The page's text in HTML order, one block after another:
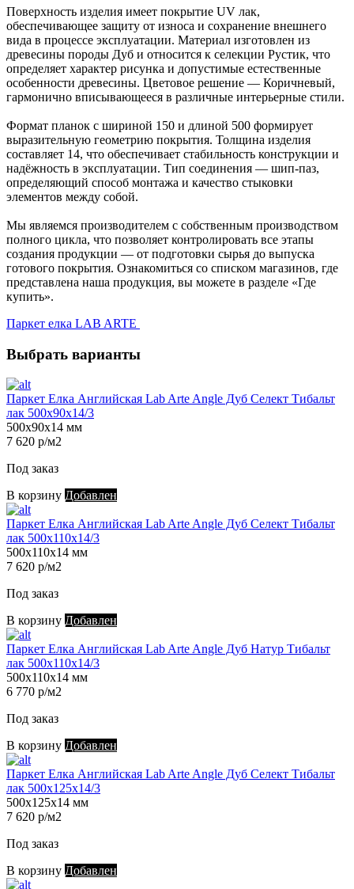
Поверхность изделия имеет покрытие UV лак,
обеспечивающее защиту от износа и сохранение внешнего
вида в процессе эксплуатации. Материал изготовлен из
древесины породы Дуб и относится к селекции Рустик, что
определяет характер рисунка и допустимые естественные
особенности древесины. Цветовое решение — Коричневый,
гармонично вписывающееся в различные интерьерные стили.
Формат планок с шириной 150 и длиной 500 формирует
выразительную геометрию покрытия. Толщина изделия
составляет 14, что обеспечивает стабильность конструкции и
надёжность в эксплуатации. Тип соединения — шип-паз,
определяющий способ монтажа и качество стыковки
элементов между собой.
Мы являемся производителем с собственным производством
полного цикла, что позволяет контролировать все этапы
создания продукции — от подготовки сырья до выпуска
готового покрытия. Ознакомиться со списком магазинов, где
представлена наша продукция, вы можете в разделе «Где
купить».
Паркет елка LAB ARTE
Выбрать варианты
Паркет Елка Английская Lab Arte Angle Дуб Селект Тибальт
лак 500х90х14/3
500х90х14 мм
7 620 р/м2
Под заказ
В корзину Добавлен
Паркет Елка Английская Lab Arte Angle Дуб Селект Тибальт
лак 500х110х14/3
500х110х14 мм
7 620 р/м2
Под заказ
В корзину Добавлен
Паркет Елка Английская Lab Arte Angle Дуб Натур Тибальт
лак 500х110х14/3
500х110х14 мм
6 770 р/м2
Под заказ
В корзину Добавлен
Паркет Елка Английская Lab Arte Angle Дуб Селект Тибальт
лак 500х125х14/3
500х125х14 мм
7 620 р/м2
Под заказ
В корзину Добавлен